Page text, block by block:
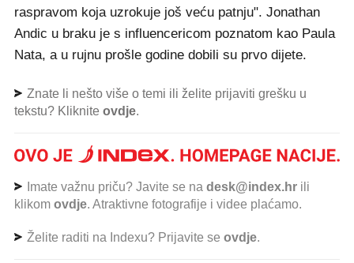
raspravom koja uzrokuje još veću patnju". Jonathan
Andic u braku je s influencericom poznatom kao Paula
Nata, a u rujnu prošle godine dobili su prvo dijete.
Znate li nešto više o temi ili želite prijaviti grešku u
tekstu? Kliknite ovdje.
Imate važnu priču? Javite se na desk@index.hr ili
klikom ovdje. Atraktivne fotografije i videe plaćamo.
Želite raditi na Indexu? Prijavite se ovdje.